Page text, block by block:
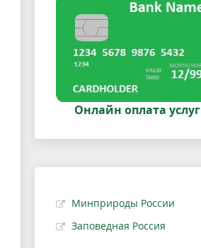
Онлайн оплата услуг
Минприроды России
Заповедная Россия